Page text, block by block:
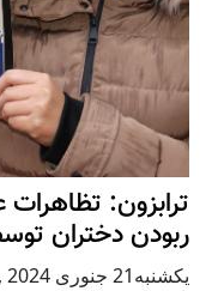
ترابزون:
ربودن دختران
يكشنبه21 جنوری 2024 ,